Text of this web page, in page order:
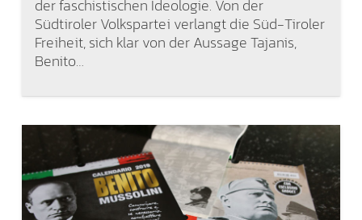
der faschistischen Ideologie. Von der
Südtiroler Volkspartei verlangt die Süd-Tiroler
Freiheit, sich klar von der Aussage Tajanis,
Benito…